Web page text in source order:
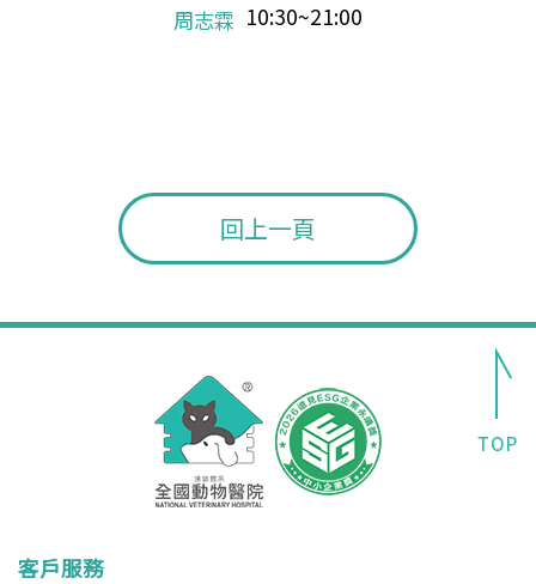
曹家源 15:00~21:00
張祖駿 10:30~21:00
陳文順 10:30~21:00
張祖駿 10:30~21:00
周志霖 10:30~21:00
陳文順 10:30~21:00
周志霖 10:30~21:00
曹家源 13:00~21:00
張祖駿 10:30~21:00
陳文順 10:30~21:00
張祖駿 10:30~21:00
周志霖 10:30~21:00
陳文順 10:30~21:00
周志霖 10:30~21:00
曹家源 13:00~21:00
張祖駿 10:30~21:00
陳文順 10:30~21:00
張祖駿 10:30~21:00
周志霖 10:30~21:00
陳文順 10:30~21:00
周志霖 10:30~21:00
曹家源 13:00~21:00
張祖駿 10:30~21:00
陳文順 10:30~21:00
張祖駿 10:30~21:00
周志霖 10:30~21:00
陳文順 10:30~21:00
周志霖 10:30~21:00
曹家源 13:00~21:00
張祖駿 10:30~21:00
陳文順 10:30~21:00
回上一頁
客戶服務